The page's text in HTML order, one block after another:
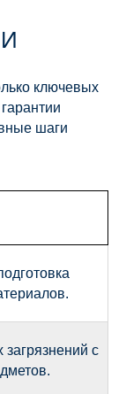
ключевых
шаги
с